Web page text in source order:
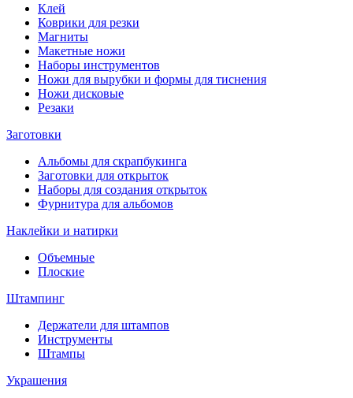
Клей
Коврики для резки
Магниты
Макетные ножи
Наборы инструментов
Ножи для вырубки и формы для тиснения
Ножи дисковые
Резаки
Заготовки
Альбомы для скрапбукинга
Заготовки для открыток
Наборы для создания открыток
Фурнитура для альбомов
Наклейки и натирки
Объемные
Плоские
Штампинг
Держатели для штампов
Инструменты
Штампы
Украшения